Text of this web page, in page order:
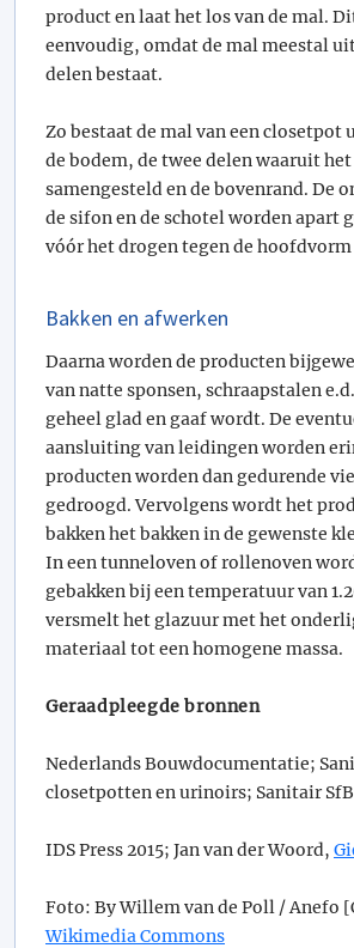
product en laat het los van de mal.
eenvoudig, omdat de mal meestal
delen bestaat.
Zo bestaat de mal van een closetpot
de bodem, de twee delen waaruit
samengesteld en de bovenrand. De
de sifon en de schotel worden apart
vóór het drogen tegen de
Bakken en afwerken
Daarna worden de producten
van natte sponsen, schraapstalen
geheel glad en gaaf wordt. De
aansluiting van leidingen worden
producten worden dan gedurende
gedroogd. Vervolgens wordt het
bakken het bakken in de gewenste
In een tunneloven of rollenoven
gebakken bij een temperatuur van
versmelt het glazuur met het
materiaal tot een homogene massa.
Geraadpleegde bronnen
Nederlands Bouwdocumentatie;
closetpotten en urinoirs; Sanitair
IDS Press 2015; Jan van der Woord,
Foto: By Willem van de Poll / Anefo
Wikimedia Commons